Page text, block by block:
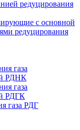
редуцирования
с основной
редуцирования
газа
РДНК
газа
РДГК
газа РДГ